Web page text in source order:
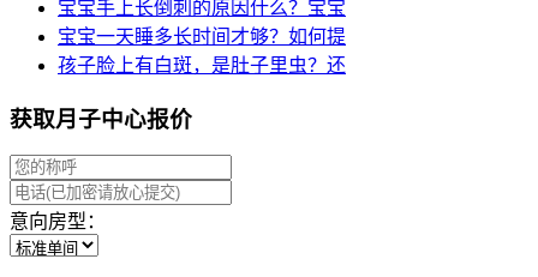
宝宝手上长倒刺的原因什么？宝宝
宝宝一天睡多长时间才够？如何提
孩子脸上有白斑，是肚子里虫？还
获取月子中心报价
意向房型：